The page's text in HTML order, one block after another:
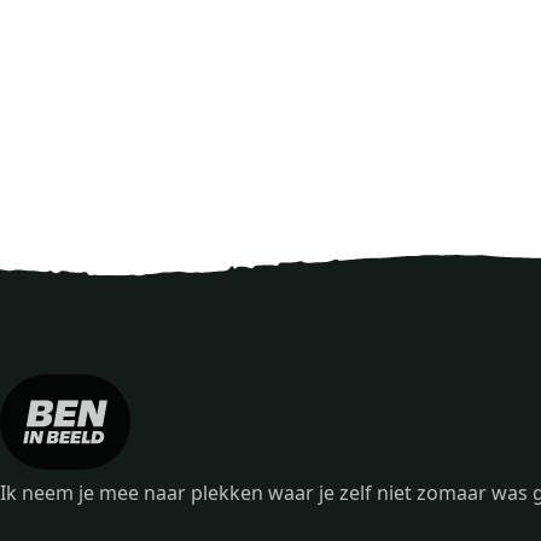
Ik neem je mee naar plekken waar je zelf niet zomaar was